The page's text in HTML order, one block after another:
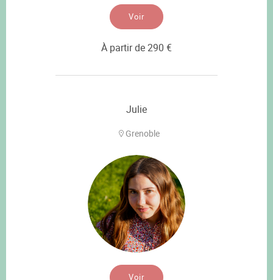
Voir
À partir de 290 €
Julie
Grenoble
Voir